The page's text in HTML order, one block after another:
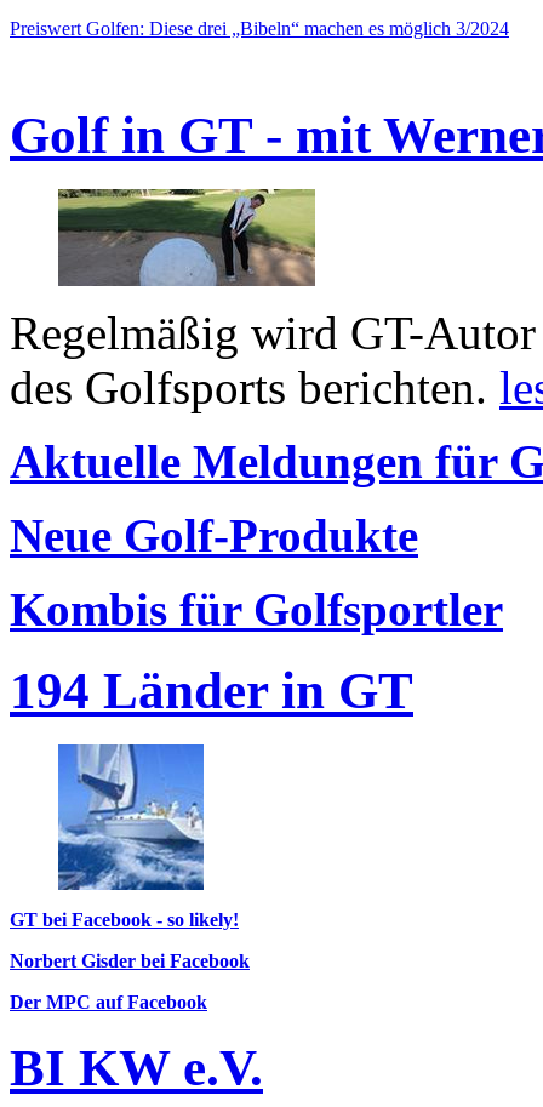
Preiswert Golfen: Diese drei „Bibeln“ machen es möglich 3/2024
Golf in GT - mit
Regelmäßig wird GT-
des Golfsports berichten.
Aktuelle Meldungen für
Neue Golf-Produkte
Kombis für Golfsportler
194 Länder in GT
GT bei Facebook - so likely!
Norbert Gisder bei Facebook
Der MPC auf Facebook
BI KW e.V.